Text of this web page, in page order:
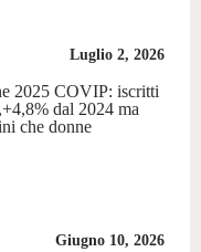
Luglio 2, 2026
2025 COVIP: iscritti
dal 2024 ma
che donne
Giugno 10, 2026